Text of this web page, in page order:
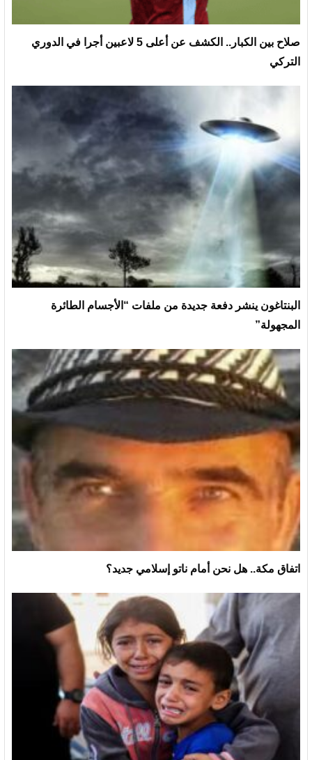
صلاح بين الكبار.. الكشف عن أعلى 5 لاعبين أجرا في الدوري
التركي
البنتاغون ينشر دفعة جديدة من ملفات “الأجسام الطائرة
المجهولة”
اتفاق مكة.. هل نحن أمام ناتو إسلامي جديد؟